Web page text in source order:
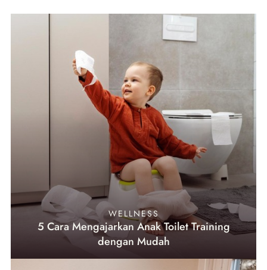
WELLNESS
5 Cara Mengajarkan Anak Toilet Training
dengan Mudah